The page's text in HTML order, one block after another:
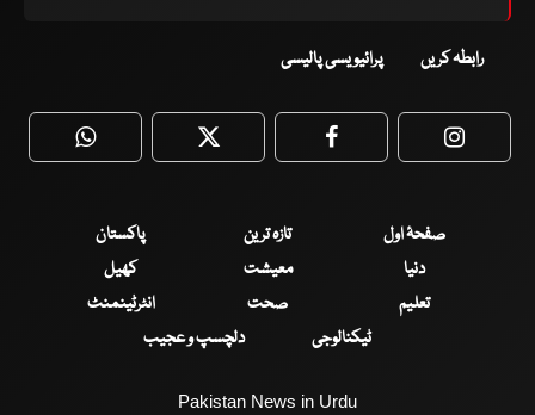
رابطہ کریں پرائیویسی پالیسی
WhatsApp Twitter Facebook
صفحۂ اول تازہ ترین
پاکستان
دنیا
معیشت
کھیل
تعلیم
صحت
انٹرٹینمنٹ
ٹیکنالوجی
دلچسپ و عجیب
Pakistan News in Urdu